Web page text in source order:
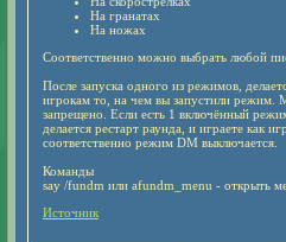
На гранатах
На ножах
Соответственно можно выбрать любой
После запуска одного из режимов,
игрокам то, на чем вы запустили режим.
запрещено. Если есть 1 включённый
делается рестарт раунда, и играете как
соответственно режим DM выключается.
Команды
say /fundm или afundm_menu - открыть
Источник